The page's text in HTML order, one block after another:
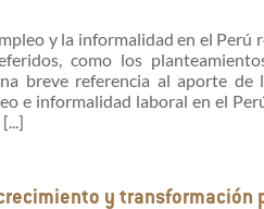
y la informalidad en el Perú
como los
breve referencia al aporte de
e informalidad laboral en el
y transformación